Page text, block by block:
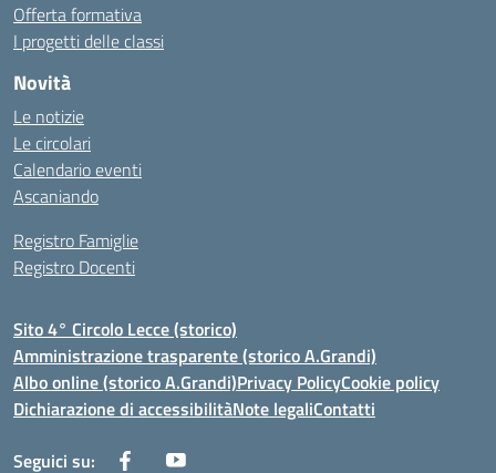
Offerta formativa
I progetti delle classi
Novità
Le notizie
Le circolari
Calendario eventi
Ascaniando
Registro Famiglie
Registro Docenti
Sito 4° Circolo Lecce (storico)
Amministrazione trasparente (storico A.Grandi)
Albo online (storico A.Grandi)Privacy PolicyCookie policy
Dichiarazione di accessibilitàNote legaliContatti
Seguici su: